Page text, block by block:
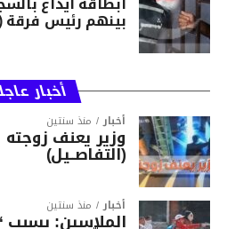
بينهم رئيس فرقة
أخبار
أخبار منذ سنتين
وزير يعنف
(التفاصــيل)
أخبار منذ سنتين
الملاسين: